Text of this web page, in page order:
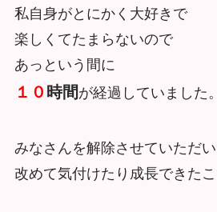
私自身がとにかく大好きで
楽しくてたまらないので
あっという間に
１０ 時間 が経過していました。
みなさんを解除させていただ
改めて気付けたり成長できた